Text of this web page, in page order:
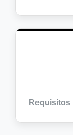
Requisitos